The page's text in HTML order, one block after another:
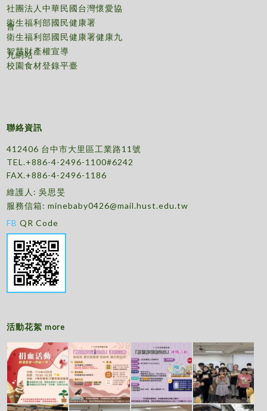
社團法人中華民國台灣懷愛協
會
衛生福利部國民健康署
衛生福利部國民健康署健康九
九網站
智慧財產權宣導
校園食材登錄平臺
聯絡資訊
412406 台中市大里區工業路11號
TEL.+886-4-2496-1100#6242
FAX.+886-4-2496-1186
維護人: 吳思旻
服務信箱:minebaby0426@mail.hust.edu.tw
FB QR Code
活動花絮more